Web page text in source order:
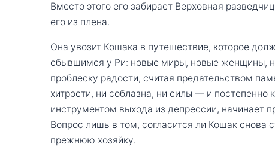
Вместо этого его забирает Верховная
его из плена.
Она увозит Кошака в путешествие, которое
сбывшимся у Ри: новые миры, новые женщины,
проблеску радости, считая предательством
хитрости, ни соблазна, ни силы — и постепенно
инструментом выхода из депрессии, начинает
Вопрос лишь в том, согласится ли Кошак снова
прежнюю хозяйку.